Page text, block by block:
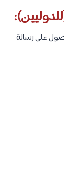
على رسالة